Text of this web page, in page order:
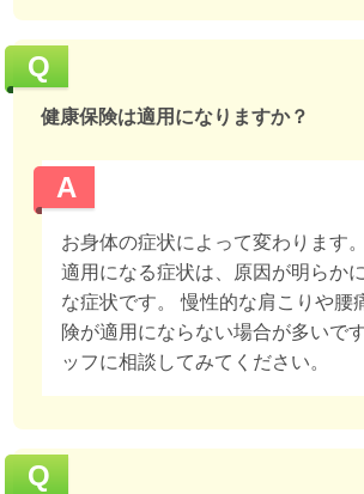
Q
健康保険は適用になりますか？
A
お身体の症状によって変わります
適用になる症状は、原因が明らか
な症状です。 慢性的な肩こりや腰
険が適用にならない場合が多いで
ッフに相談してみてください。
Q